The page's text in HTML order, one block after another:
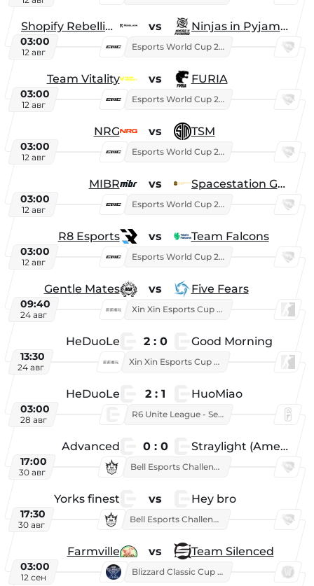
Shopify Rebellion vs Ninjas in Pyjamas
03:00
12 авг
Esports World Cup 2026
Team Vitality vs FURIA
03:00
12 авг
Esports World Cup 2026
NRG vs TSM
03:00
12 авг
Esports World Cup 2026
MIBR vs Spacestation Gaming
03:00
12 авг
Esports World Cup 2026
R8 Esports vs Team Falcons
03:00
12 авг
Esports World Cup 2026
Gentle Mates vs Five Fears
09:40
24 авг
Xin Xin Esports Cup 2025
HeDuoLe 2 : 0 Good Morning
13:30
24 авг
Xin Xin Esports Cup 2026
HeDuoLe 2 : 1 HuoMiao
03:00
28 авг
R6 Unite League - Season 1
Advanced 0 : 0 Straylight (American team)
17:00
30 авг
Bell Esports Challenge 2026
Yorks finest vs Hey bro
17:30
30 авг
Bell Esports Challenge 2026
Farmville vs Team Silenced
03:00
12 сен
Blizzard Classic Cup 2026